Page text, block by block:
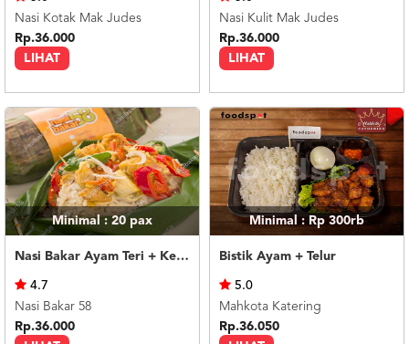
LIHAT
Nasi Kotak Mak Judes
Rp.36.000
LIHAT
Nasi Kulit Mak Judes
Rp.36.000
Minimal : 20 pax
Nasi Bakar Ayam Teri + Kerupuk
4.7
Nasi Bakar 58
Rp.36.000
Minimal : Rp 300rb
Bistik Ayam + Telur
5.0
Mahkota Katering
Rp.36.050